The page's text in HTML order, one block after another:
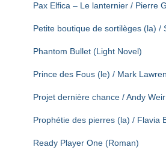
Pax Elfica – Le lanternier / Pierre
Petite boutique de sortilèges (la) /
Phantom Bullet (Light Novel)
Prince des Fous (le) / Mark
Projet dernière chance / Andy Weir
Prophétie des pierres (la) / Flavia
Ready Player One (Roman)